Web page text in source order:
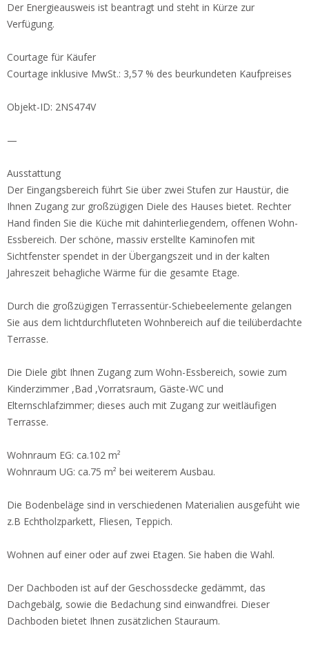
Der Energieausweis ist beantragt und steht in Kürze zur
Verfügung.
Courtage für Käufer
Courtage inklusive MwSt.: 3,57 % des beurkundeten Kaufpreises
Objekt-ID: 2NS474V
—
Ausstattung
Der Eingangsbereich führt Sie über zwei Stufen zur Haustür, die
Ihnen Zugang zur großzügigen Diele des Hauses bietet. Rechter
Hand finden Sie die Küche mit dahinterliegendem, offenen Wohn-
Essbereich. Der schöne, massiv erstellte Kaminofen mit
Sichtfenster spendet in der Übergangszeit und in der kalten
Jahreszeit behagliche Wärme für die gesamte Etage.
Durch die großzügigen Terrassentür-Schiebeelemente gelangen
Sie aus dem lichtdurchfluteten Wohnbereich auf die teilüberdachte
Terrasse.
Die Diele gibt Ihnen Zugang zum Wohn-Essbereich, sowie zum
Kinderzimmer ,Bad ,Vorratsraum, Gäste-WC und
Elternschlafzimmer; dieses auch mit Zugang zur weitläufigen
Terrasse.
Wohnraum EG: ca.102 m²
Wohnraum UG: ca.75 m² bei weiterem Ausbau.
Die Bodenbeläge sind in verschiedenen Materialien ausgefüht wie
z.B Echtholzparkett, Fliesen, Teppich.
Wohnen auf einer oder auf zwei Etagen. Sie haben die Wahl.
Der Dachboden ist auf der Geschossdecke gedämmt, das
Dachgebälg, sowie die Bedachung sind einwandfrei. Dieser
Dachboden bietet Ihnen zusätzlichen Stauraum.